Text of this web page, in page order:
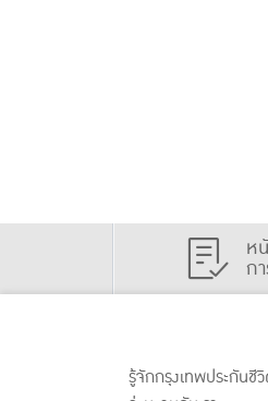
ห
ก
รู้จักกรุงเทพประกันชี